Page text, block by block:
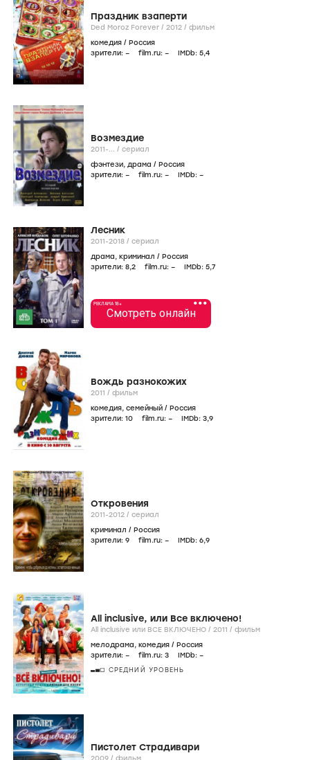
Праздник взаперти
Ded Moroz Forever / 2012 / фильм
комедия / Россия
зрители: – film.ru: – IMDb: 5,4
Возмездие
2011-... / сериал
фэнтези, драма / Россия
зрители: – film.ru: – IMDb: –
Лесник
2011-2018 / сериал
драма, криминал / Россия
зрители: 8,2 film.ru: – IMDb: 5,7
•••
РЕКЛАМА 18+
Смотреть онлайн
Вождь разнокожих
2011 / фильм
комедия, семейный / Россия
зрители: 10 film.ru: – IMDb: 3,9
Откровения
2011-2012 / сериал
криминал / Россия
зрители: 9 film.ru: – IMDb: 6,9
All inclusive, или Все включено!
All inclusive или ВСЕ ВКЛЮЧЕНО / 2011 / фильм
мелодрама, комедия / Россия
зрители: – film.ru: 3 IMDb: –
СРЕДНИЙ УРОВЕНЬ
Пистолет Страдивари
2009 / фильм